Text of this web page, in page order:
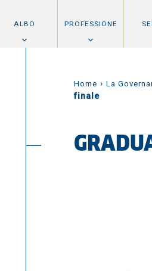
ALBO PROFESSIONE
Home › La
finale